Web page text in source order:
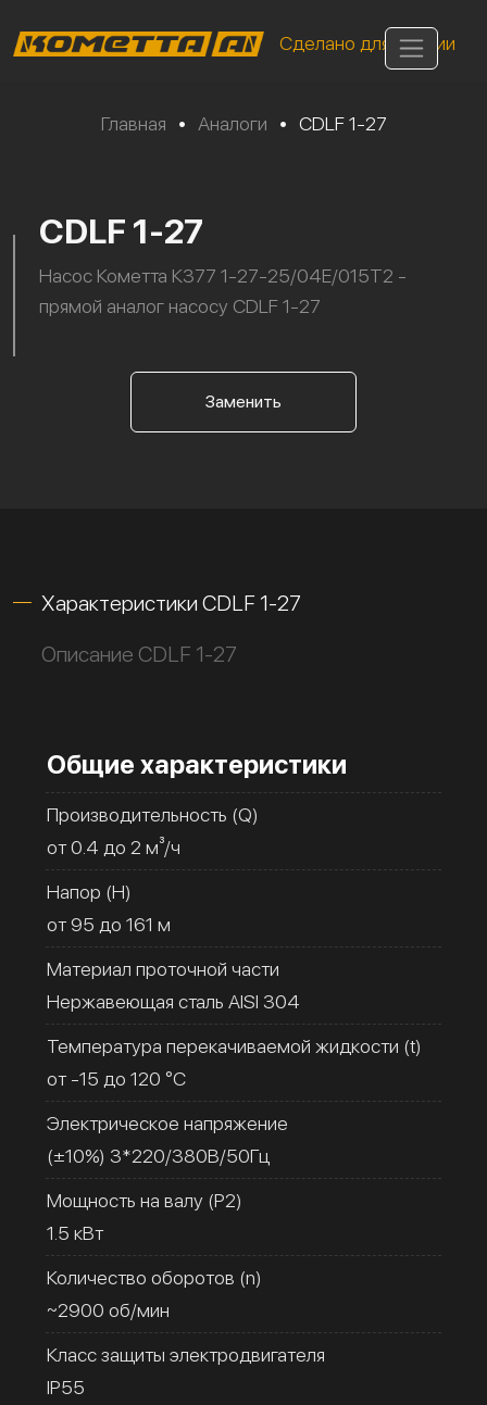
Сделано для России
Главная • Аналоги • CDLF 1-27
CDLF 1-27
Насос Кометта К377 1-27-25/04Е/015Т2 -
прямой аналог насосу CDLF 1-27
Заменить
Характеристики CDLF 1-27
Описание CDLF 1-27
Общие характеристики
Производительность (Q)
от 0.4 до 2 м³/ч
Напор (H)
от 95 до 161 м
Материал проточной части
Нержавеющая сталь AISI 304
Температура перекачиваемой жидкости (t)
от -15 до 120 °C
Электрическое напряжение
(±10%) 3*220/380В/50Гц
Мощность на валу (Р2)
1.5 кВт
Количество оборотов (n)
~2900 об/мин
Класс защиты электродвигателя
IP55